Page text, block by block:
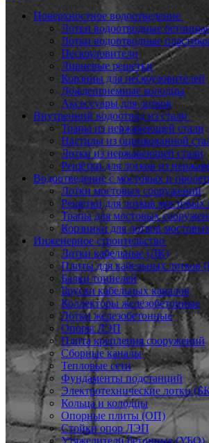
Поверхностное водоотведение
Лотки водоотводные
Лотки водоотводные
Пескоуловители
Ливневые решетки
Корзины для пескоуловителей
Дождеприемные колодцы
Аксессуары для лотков
Внутренний водоотвод из стали
Трапы из нержавеющей стали
Настилы из оцинкованной
Лотки из нержавеющей стали
Решётки для лотков из
Водоотведение с мостовых и
Лотки мостовых сооружений
Решетки для лотков мостовых
Трапы для мостовых
Корзинки для лотков
Инженерное строительство
Лотки кабельные (ЛК)
Плиты для кабельных лотков
Балки тоннелей
Бруски кабельных каналов
Коллекторы железобетонные
Лотки железобетонные
Опоры ЛЭП
Плита крепления сооружений
Сборные каналы
Тепловые сети
Фундаменты подстанций
Электротехнические лотки
Кольца и колодцы
Опорные плиты (ОП)
Стойки опор ЛЭП
Утяжелители бетонные (УБО)